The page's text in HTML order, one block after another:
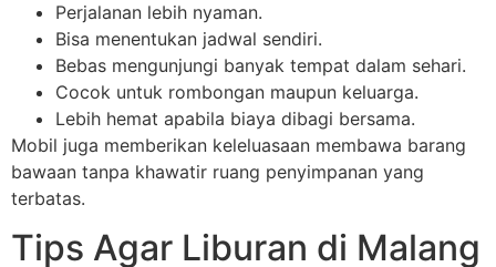
Perjalanan lebih nyaman.
Bisa menentukan jadwal sendiri.
Bebas mengunjungi banyak tempat dalam sehari.
Cocok untuk rombongan maupun keluarga.
Lebih hemat apabila biaya dibagi bersama.
Mobil juga memberikan keleluasaan membawa barang
bawaan tanpa khawatir ruang penyimpanan yang
terbatas.
Tips Agar Liburan di Malang